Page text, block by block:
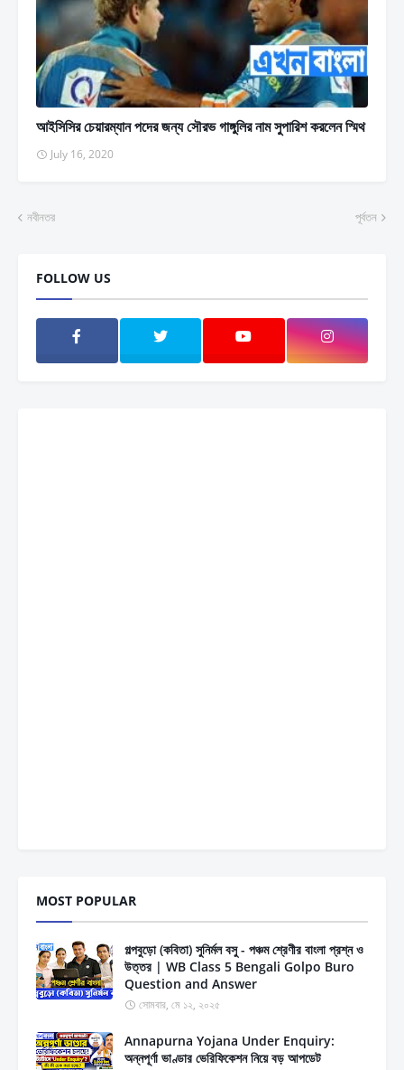
আইসিসির চেয়ারম্যান পদের জন্য সৌরভ গাঙ্গুলির নাম সুপারিশ করলেন স্মিথ
July 16, 2020
নবীনতর পূর্বতন
FOLLOW US
MOST POPULAR
গল্পবুড়ো (কবিতা) সুনির্মল বসু - পঞ্চম শ্রেণীর বাংলা প্রশ্ন ও
উত্তর | WB Class 5 Bengali Golpo Buro
Question and Answer
সোমবার, মে ১২, ২০২৫
Annapurna Yojana Under Enquiry:
অন্নপূর্ণা ভাণ্ডার ভেরিফিকেশন নিয়ে বড় আপডেট